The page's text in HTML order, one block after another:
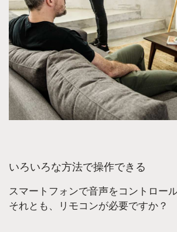
いろいろな方法で操作できる
スマートフォンで音声をコントロー
それとも、リモコンが必要ですか？